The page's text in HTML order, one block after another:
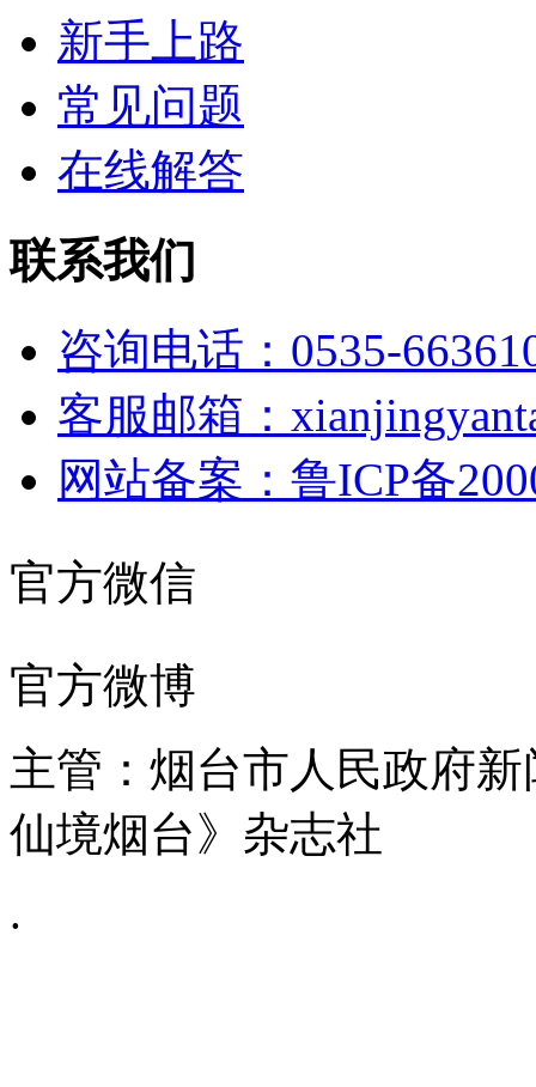
新手上路
常见问题
在线解答
联系我们
咨询电话：0535-
客服邮箱：
网站备案：鲁ICP备
官方微信
官方微博
主管：烟台市人民政府
仙境烟台》杂志社
.